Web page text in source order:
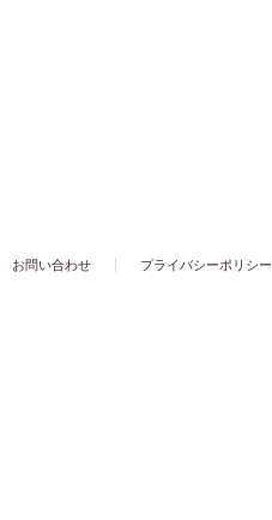
お問い合わせ プライバシーポリシー